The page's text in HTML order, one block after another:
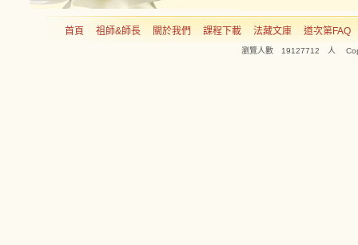
首頁 祖師&師長 關於我們 課程下載 法藏文庫 道次第FAQ
瀏覽人數 19127712 人